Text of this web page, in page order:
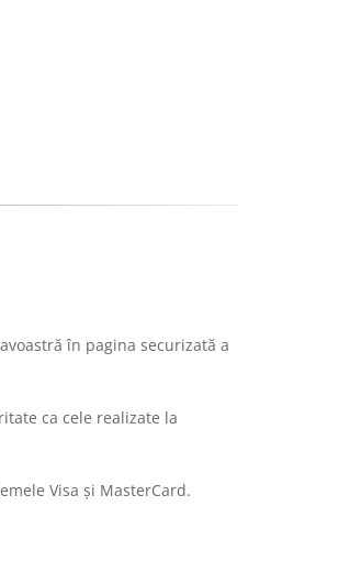
în pagina securizată a
ca cele realizate la
Visa și MasterCard.